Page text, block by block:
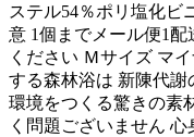
ステル54％ポリ塩化ビ
意 1個までメール便1
ください Ｍサイズ マ
する森林浴は 新陳代
環境をつくる驚きの素
く問題ございません